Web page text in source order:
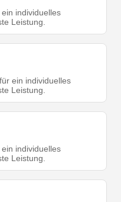
individuelles
Leistung.
ein individuelles
Leistung.
individuelles
Leistung.